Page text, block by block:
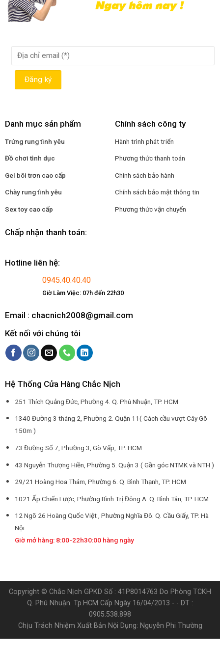
Danh mục sản phẩm
Trứng rung tình yêu
Đồ chơi tình dục
Gel bôi trơn cao cấp
Chày rung tình yêu
Sex toy cao cấp
Chính sách công ty
Hành trình phát triển
Phương thức thanh toán
Chính sách bảo hành
Chính sách bảo mật thông tin
Phương thức vận chuyển
Chấp nhận thanh toán:
Hotline liên hệ:
0945.40.40.40
Giờ Làm Việc: 07h đến 22h30
Email : chacnich2008@gmail.com
Kết nối với chúng tôi
Hệ Thống Cửa Hàng Chắc Nịch
251 Thích Quảng Đức, Phường 4. Q. Phú Nhuận, TP. HCM
1340 Đường 3 tháng 2, Phường 2. Quận 11( Cách cầu vượt Cây Gõ
150m )
73 Đường Số 7, Phường 3, Gò Vấp, TP. HCM
43 Nguyễn Thượng Hiền, Phường 5. Quận 3 ( Gần góc NTMK và NTH )
29/21 Hoàng Hoa Thám, Phường 6. Q. Bình Thạnh, TP. HCM
1021 Ấp Chiến Lược, Phường Bình Trị Đông A. Q. Bình Tân, TP. HCM
12 Ngõ 26 Hoàng Quốc Việt , Phường Nghĩa Đô. Q. Cầu Giấy, TP. Hà
Nội
Giờ mở hàng: 8:00-22h30:00 hàng ngày
Copyright © Chắc Nịch GPKD Số : 41P8014763 Do Phòng TCKH
Q. Phú Nhuận. Tp.HCM Cấp Ngày 16/04/2013 - - DT :
0905.538.898
Chịu Trách Nhiệm Xuất Bản Nội Dụng: Nguyễn Phi Thường